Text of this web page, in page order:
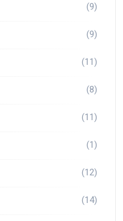
(9)
(9)
(11)
(8)
(11)
(1)
(12)
(14)